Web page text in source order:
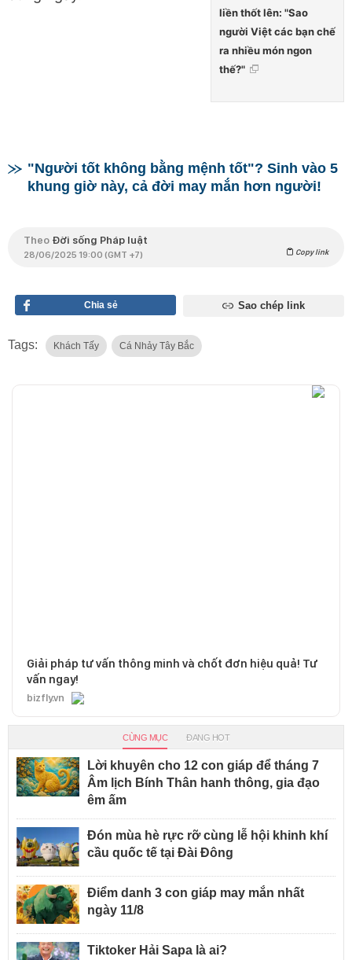
liền thốt lên: "Sao
người Việt các bạn chế
ra nhiều món ngon
thế?"
"Người tốt không bằng mệnh tốt"? Sinh vào 5
khung giờ này, cả đời may mắn hơn người!
Theo Đời sống Pháp luật
28/06/2025 19:00 (GMT +7) Copy link
Chia sẻ Sao chép link
Tags: Khách Tấy Cá Nhảy Tây Bắc
Giải pháp tư vấn thông minh và chốt đơn hiệu quả! Tư
vấn ngay!
bizfly.vn
CÙNG MỤC ĐANG HOT
Lời khuyên cho 12 con giáp để tháng 7
Âm lịch Bính Thân hanh thông, gia đạo
êm ấm
Đón mùa hè rực rỡ cùng lễ hội khinh khí
cầu quốc tế tại Đài Đông
Điểm danh 3 con giáp may mắn nhất
ngày 11/8
Tiktoker Hải Sapa là ai?